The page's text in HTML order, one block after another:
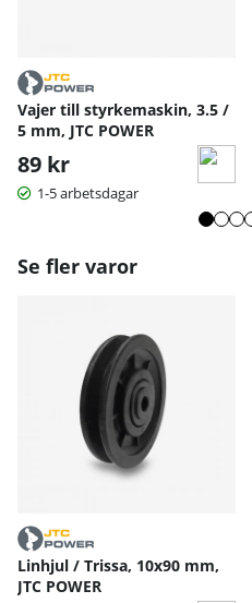
Vajer till styrkemaskin, 3.5 /
5 mm, JTC POWER
89 kr
1-5 arbetsdagar
Se fler varor
Linhjul / Trissa, 10x90 mm,
JTC POWER